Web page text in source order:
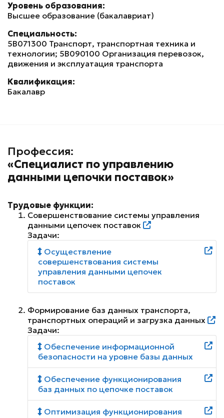
Уровень образования:
Высшее образование (бакалавриат)
Специальность:
5В071300 Транспорт, транспортная техника и
технологии; 5В090100 Организация перевозок,
движения и эксплуатация транспорта
Квалификация:
Бакалавр
Профессия:
«Специалист по управлению
данными цепочки поставок»
Трудовые функции:
Совершенствование системы управления
данными цепочек поставок
Задачи:
Осуществление
совершенствования системы
управления данными цепочек
поставок
Формирование баз данных транспорта,
транспортных операций и загрузка данных
Задачи:
Обеспечение информационной
безопасности на уровне базы данных
Обеспечение функционирования
баз данных по цепочке поставок
Оптимизация функционирования